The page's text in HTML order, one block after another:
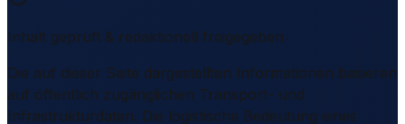
Inhalt geprüft & redaktionell freigegeben
Die auf dieser Seite dargestellten Informationen basieren
auf öffentlich zugänglichen Transport- und
Infrastrukturdaten. Die logistische Bedeutung eines